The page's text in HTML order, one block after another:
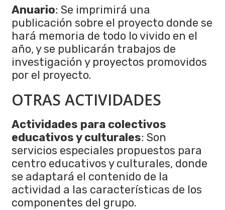
Anuario: Se imprimirá una
publicación sobre el proyecto donde se
hará memoria de todo lo vivido en el
año, y se publicarán trabajos de
investigación y proyectos promovidos
por el proyecto.
OTRAS ACTIVIDADES
Actividades para colectivos
educativos y culturales: Son
servicios especiales propuestos para
centro educativos y culturales, donde
se adaptará el contenido de la
actividad a las características de los
componentes del grupo.